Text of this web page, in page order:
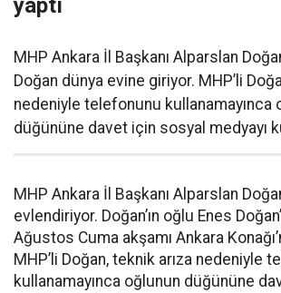
yaptı
MHP Ankara İl Başkanı Alparslan
Doğan dünya evine giriyor. MHP’li
nedeniyle telefonunu kullanamayınca
düğününe davet için sosyal medyayı
MHP Ankara İl Başkanı Alparslan
evlendiriyor. Doğan’ın oğlu Enes
Ağustos Cuma akşamı Ankara
MHP’li Doğan, teknik arıza nedeniyle
kullanamayınca oğlunun düğününe